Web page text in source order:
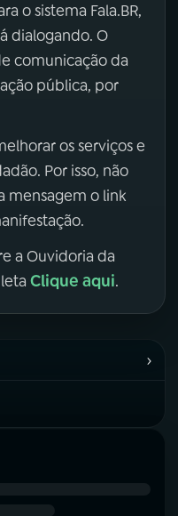
o sistema Fala.BR,
dialogando. O
comunicação da
pública, por
os serviços e
Por isso, não
mensagem o link
a Ouvidoria da
Clique aqui.
›